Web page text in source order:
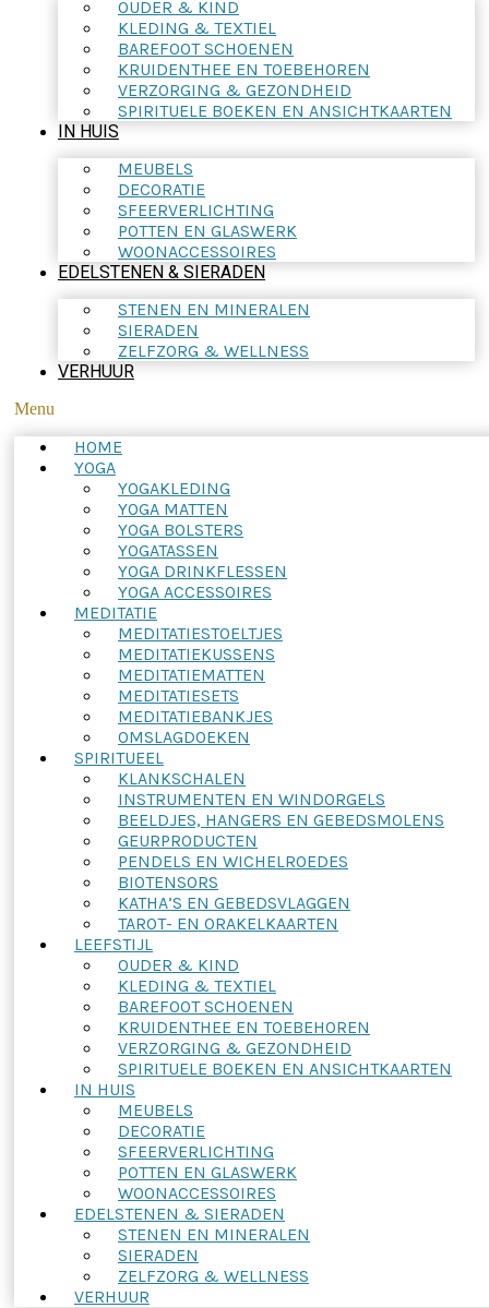
OUDER & KIND
KLEDING & TEXTIEL
BAREFOOT SCHOENEN
KRUIDENTHEE EN TOEBEHOREN
VERZORGING & GEZONDHEID
SPIRITUELE BOEKEN EN ANSICHTKAARTEN
IN HUIS
MEUBELS
DECORATIE
SFEERVERLICHTING
POTTEN EN GLASWERK
WOONACCESSOIRES
EDELSTENEN & SIERADEN
STENEN EN MINERALEN
SIERADEN
ZELFZORG & WELLNESS
VERHUUR
Menu
HOME
YOGA
YOGAKLEDING
YOGA MATTEN
YOGA BOLSTERS
YOGATASSEN
YOGA DRINKFLESSEN
YOGA ACCESSOIRES
MEDITATIE
MEDITATIESTOELTJES
MEDITATIEKUSSENS
MEDITATIEMATTEN
MEDITATIESETS
MEDITATIEBANKJES
OMSLAGDOEKEN
SPIRITUEEL
KLANKSCHALEN
INSTRUMENTEN EN WINDORGELS
BEELDJES, HANGERS EN GEBEDSMOLENS
GEURPRODUCTEN
PENDELS EN WICHELROEDES
BIOTENSORS
KATHA’S EN GEBEDSVLAGGEN
TAROT- EN ORAKELKAARTEN
LEEFSTIJL
OUDER & KIND
KLEDING & TEXTIEL
BAREFOOT SCHOENEN
KRUIDENTHEE EN TOEBEHOREN
VERZORGING & GEZONDHEID
SPIRITUELE BOEKEN EN ANSICHTKAARTEN
IN HUIS
MEUBELS
DECORATIE
SFEERVERLICHTING
POTTEN EN GLASWERK
WOONACCESSOIRES
EDELSTENEN & SIERADEN
STENEN EN MINERALEN
SIERADEN
ZELFZORG & WELLNESS
VERHUUR